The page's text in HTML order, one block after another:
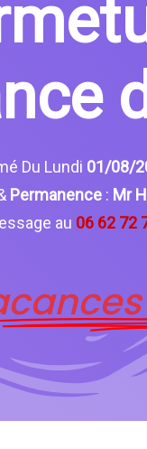
Du Lundi 01/08/
Permanence : Mr
au 06 62 72